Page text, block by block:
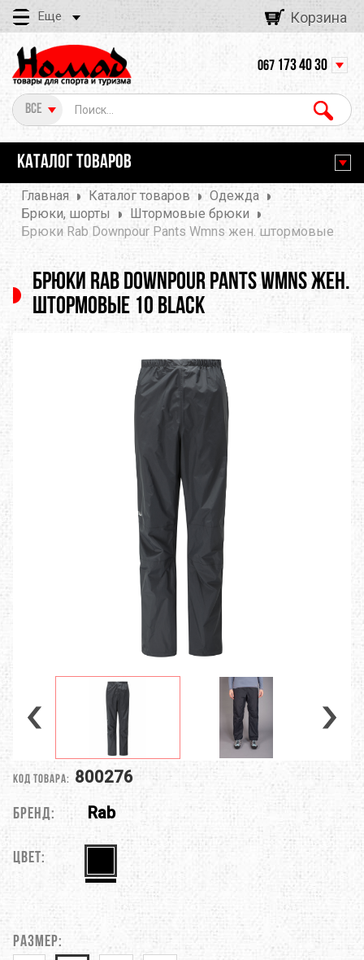
Еще Корзина
Все
067 173 40 30
КАТАЛОГ ТОВАРОВ
Главная Каталог товаров
Одежда
Брюки, шорты
Штормовые брюки
Брюки Rab Downpour Pants Wmns жен. штормовые
Брюки Rab Downpour Pants Wmns жен.
штормовые 10 Black
Код товара: 800276
Бренд: Rab
Цвет:
Размер: